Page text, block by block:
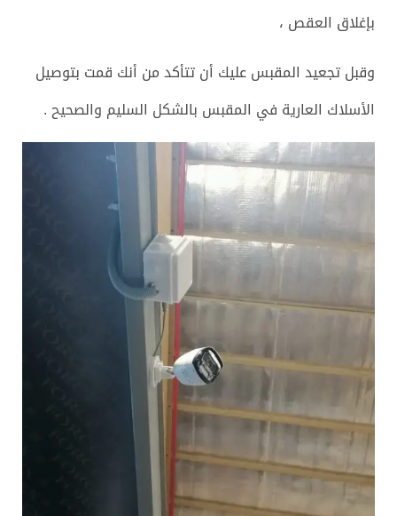
بإغلاق العقص ،
وقبل تجعيد المقبس عليك أن تتأكد من أنك قمت بتوصيل
الأسلاك العارية في المقبس بالشكل السليم والصحيح .